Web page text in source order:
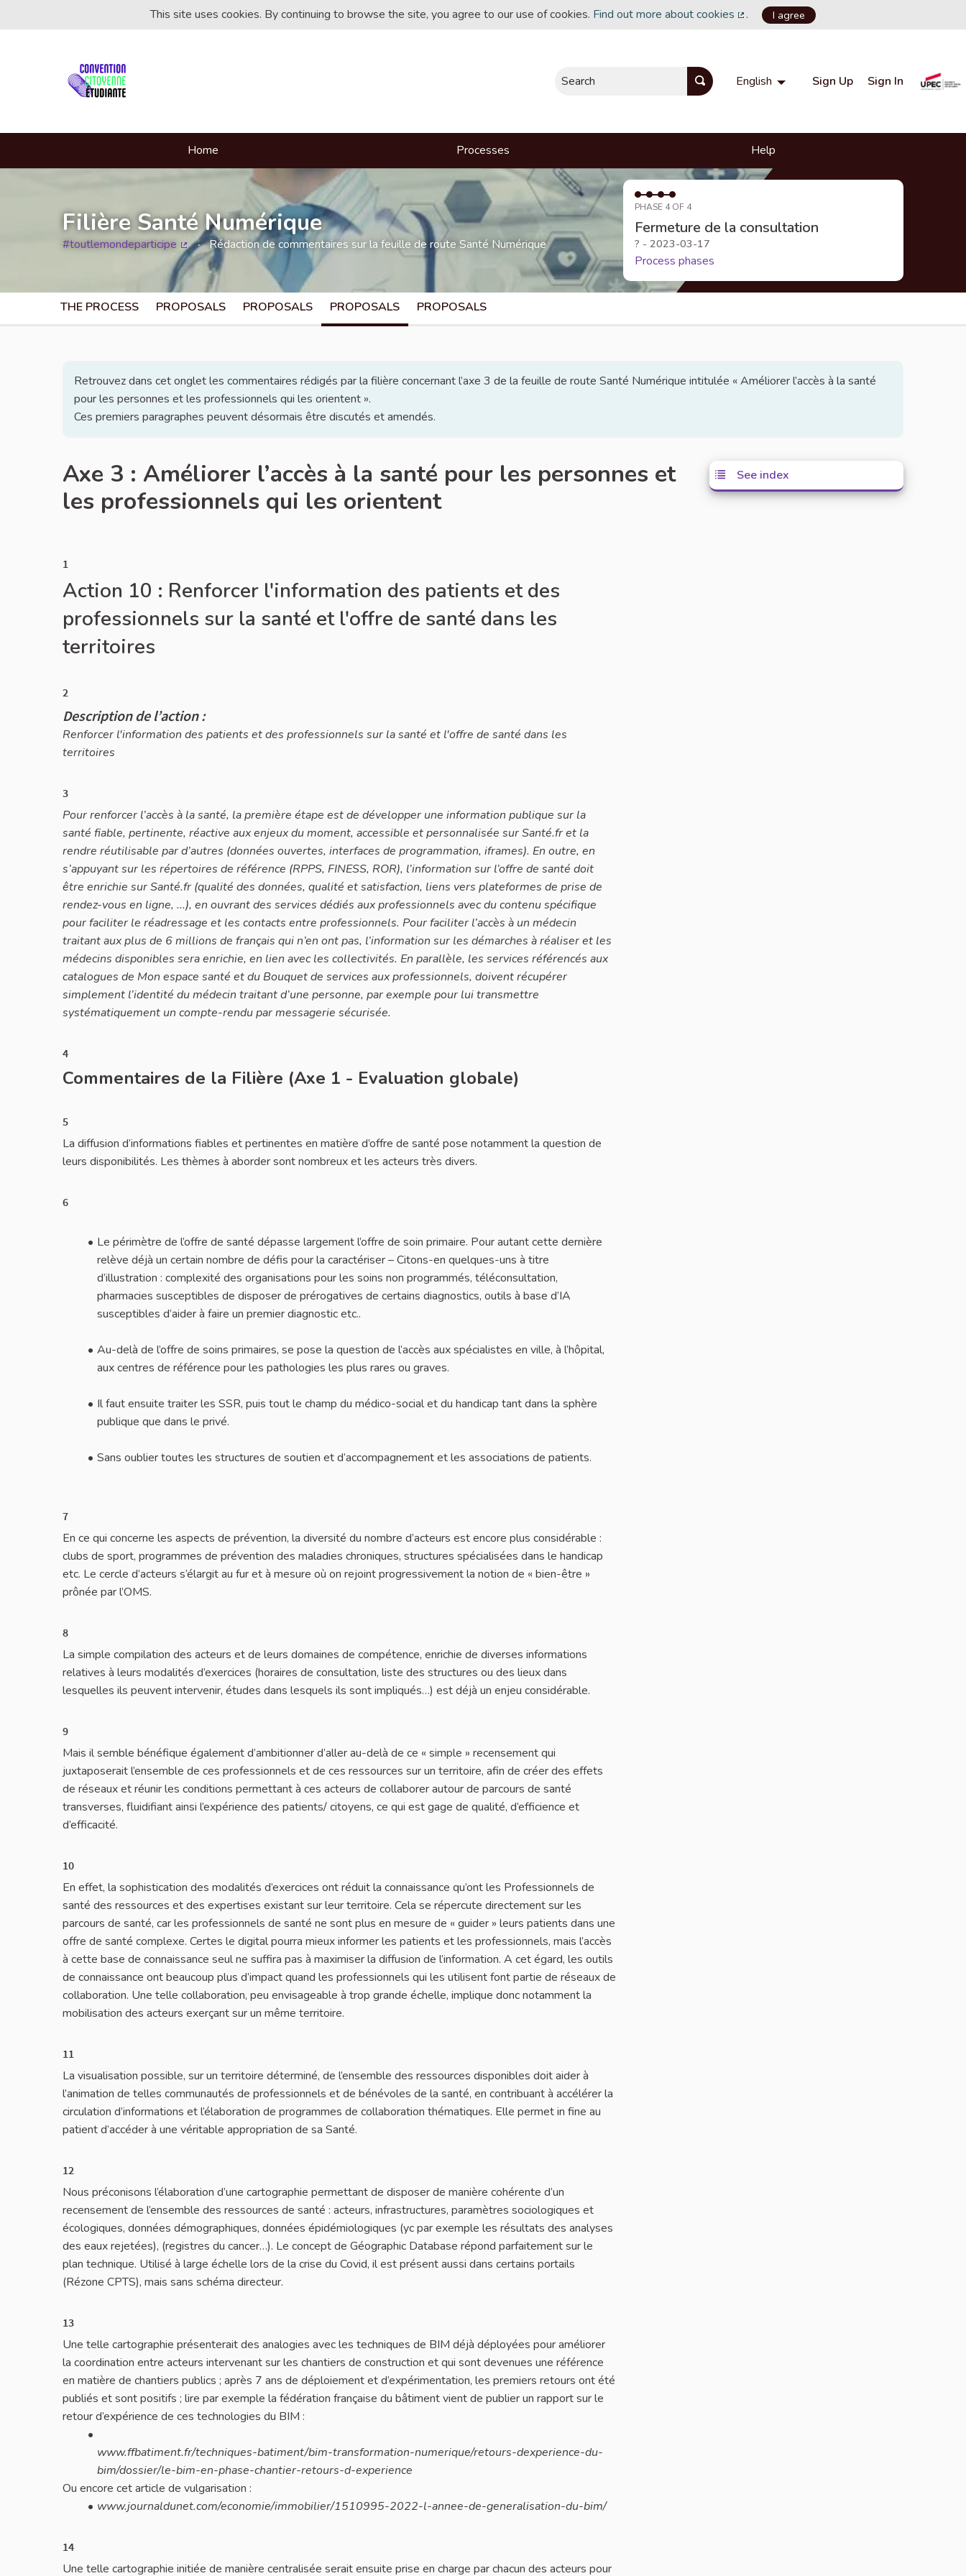
This site uses cookies. By continuing to browse the site, you agree to our use of cookies. Find out more about cookies
(External link)
. I agree
Search English Choisir la langue Choose language
Sign Up Sign In
Home Processes Help
Filière Santé Numérique
#toutlemondeparticipe
(External link)
Rédaction de commentaires sur la feuille de route Santé Numérique
PHASE 4 OF 4
Fermeture de la consultation
? - 2023-03-17
Process phases
THE PROCESS PROPOSALS PROPOSALS PROPOSALS PROPOSALS
Retrouvez dans cet onglet les commentaires rédigés par la filière concernant l’axe 3 de la feuille de route Santé Numérique intitulée « Améliorer l’accès à la santé
pour les personnes et les professionnels qui les orientent ».
Ces premiers paragraphes peuvent désormais être discutés et amendés.
Axe 3 : Améliorer l’accès à la santé pour les personnes et
les professionnels qui les orientent
See index
1
Action 10 : Renforcer l'information des patients et des
professionnels sur la santé et l'offre de santé dans les
territoires
2
Description de l’action :
Renforcer l'information des patients et des professionnels sur la santé et l'offre de santé dans les
territoires
3
Pour renforcer l’accès à la santé, la première étape est de développer une information publique sur la
santé fiable, pertinente, réactive aux enjeux du moment, accessible et personnalisée sur Santé.fr et la
rendre réutilisable par d’autres (données ouvertes, interfaces de programmation, iframes). En outre, en
s’appuyant sur les répertoires de référence (RPPS, FINESS, ROR), l’information sur l’offre de santé doit
être enrichie sur Santé.fr (qualité des données, qualité et satisfaction, liens vers plateformes de prise de
rendez-vous en ligne, ...), en ouvrant des services dédiés aux professionnels avec du contenu spécifique
pour faciliter le réadressage et les contacts entre professionnels. Pour faciliter l’accès à un médecin
traitant aux plus de 6 millions de français qui n’en ont pas, l’information sur les démarches à réaliser et les
médecins disponibles sera enrichie, en lien avec les collectivités. En parallèle, les services référencés aux
catalogues de Mon espace santé et du Bouquet de services aux professionnels, doivent récupérer
simplement l’identité du médecin traitant d’une personne, par exemple pour lui transmettre
systématiquement un compte-rendu par messagerie sécurisée.
4
Commentaires de la Filière (Axe 1 - Evaluation globale)
5
La diffusion d’informations fiables et pertinentes en matière d’offre de santé pose notamment la question de
leurs disponibilités. Les thèmes à aborder sont nombreux et les acteurs très divers.
6
Le périmètre de l’offre de santé dépasse largement l’offre de soin primaire. Pour autant cette dernière
relève déjà un certain nombre de défis pour la caractériser – Citons-en quelques-uns à titre
d’illustration : complexité des organisations pour les soins non programmés, téléconsultation,
pharmacies susceptibles de disposer de prérogatives de certains diagnostics, outils à base d’IA
susceptibles d’aider à faire un premier diagnostic etc..
Au-delà de l’offre de soins primaires, se pose la question de l’accès aux spécialistes en ville, à l’hôpital,
aux centres de référence pour les pathologies les plus rares ou graves.
Il faut ensuite traiter les SSR, puis tout le champ du médico-social et du handicap tant dans la sphère
publique que dans le privé.
Sans oublier toutes les structures de soutien et d’accompagnement et les associations de patients.
7
En ce qui concerne les aspects de prévention, la diversité du nombre d’acteurs est encore plus considérable :
clubs de sport, programmes de prévention des maladies chroniques, structures spécialisées dans le handicap
etc. Le cercle d’acteurs s’élargit au fur et à mesure où on rejoint progressivement la notion de « bien-être »
prônée par l’OMS.
8
La simple compilation des acteurs et de leurs domaines de compétence, enrichie de diverses informations
relatives à leurs modalités d’exercices (horaires de consultation, liste des structures ou des lieux dans
lesquelles ils peuvent intervenir, études dans lesquels ils sont impliqués…) est déjà un enjeu considérable.
9
Mais il semble bénéfique également d’ambitionner d’aller au-delà de ce « simple » recensement qui
juxtaposerait l’ensemble de ces professionnels et de ces ressources sur un territoire, afin de créer des effets
de réseaux et réunir les conditions permettant à ces acteurs de collaborer autour de parcours de santé
transverses, fluidifiant ainsi l’expérience des patients/ citoyens, ce qui est gage de qualité, d’efficience et
d’efficacité.
10
En effet, la sophistication des modalités d’exercices ont réduit la connaissance qu’ont les Professionnels de
santé des ressources et des expertises existant sur leur territoire. Cela se répercute directement sur les
parcours de santé, car les professionnels de santé ne sont plus en mesure de « guider » leurs patients dans une
offre de santé complexe. Certes le digital pourra mieux informer les patients et les professionnels, mais l’accès
à cette base de connaissance seul ne suffira pas à maximiser la diffusion de l’information. A cet égard, les outils
de connaissance ont beaucoup plus d’impact quand les professionnels qui les utilisent font partie de réseaux de
collaboration. Une telle collaboration, peu envisageable à trop grande échelle, implique donc notamment la
mobilisation des acteurs exerçant sur un même territoire.
11
La visualisation possible, sur un territoire déterminé, de l’ensemble des ressources disponibles doit aider à
l’animation de telles communautés de professionnels et de bénévoles de la santé, en contribuant à accélérer la
circulation d’informations et l’élaboration de programmes de collaboration thématiques. Elle permet in fine au
patient d’accéder à une véritable appropriation de sa Santé.
12
Nous préconisons l’élaboration d’une cartographie permettant de disposer de manière cohérente d’un
recensement de l’ensemble des ressources de santé : acteurs, infrastructures, paramètres sociologiques et
écologiques, données démographiques, données épidémiologiques (yc par exemple les résultats des analyses
des eaux rejetées), (registres du cancer…). Le concept de Géographic Database répond parfaitement sur le
plan technique. Utilisé à large échelle lors de la crise du Covid, il est présent aussi dans certains portails
(Rézone CPTS), mais sans schéma directeur.
13
Une telle cartographie présenterait des analogies avec les techniques de BIM déjà déployées pour améliorer
la coordination entre acteurs intervenant sur les chantiers de construction et qui sont devenues une référence
en matière de chantiers publics ; après 7 ans de déploiement et d’expérimentation, les premiers retours ont été
publiés et sont positifs ; lire par exemple la fédération française du bâtiment vient de publier un rapport sur le
retour d’expérience de ces technologies du BIM :
www.ffbatiment.fr/techniques-batiment/bim-transformation-numerique/retours-dexperience-du-
bim/dossier/le-bim-en-phase-chantier-retours-d-experience
Ou encore cet article de vulgarisation :
www.journaldunet.com/economie/immobilier/1510995-2022-l-annee-de-generalisation-du-bim/
14
Une telle cartographie initiée de manière centralisée serait ensuite prise en charge par chacun des acteurs pour